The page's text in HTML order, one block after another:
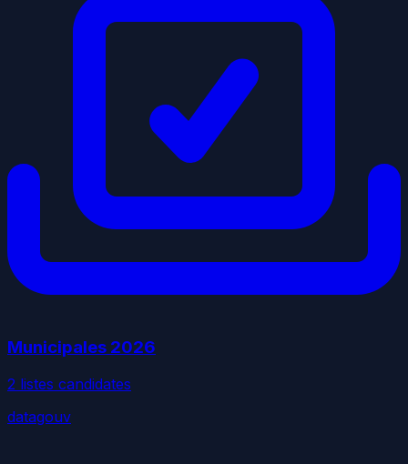
Municipales 2026
2 listes candidates
datagouv